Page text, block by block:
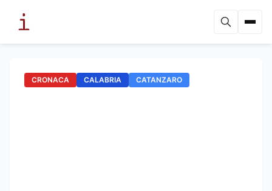
CRONACA CALABRIA CATANZARO